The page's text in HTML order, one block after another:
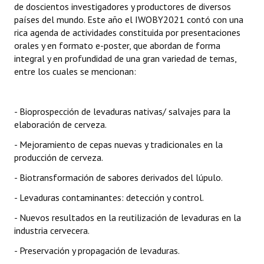
Actas de Audiencias Públicas
NORMATIVA
Comunicaciones
Resoluciones
INSTITUCIONAL
Registros y Distinciones
Datos Históricos
de doscientos investigadores y productores de diversos
países del mundo. Este año el IWOBY2021 contó con una
rica agenda de actividades constituida por presentaciones
orales y en formato e-poster, que abordan de forma
integral y en profundidad de una gran variedad de temas,
entre los cuales se mencionan:
- Bioprospección de levaduras nativas/ salvajes para la
elaboración de cerveza.
- Mejoramiento de cepas nuevas y tradicionales en la
producción de cerveza.
- Biotransformación de sabores derivados del lúpulo.
- Levaduras contaminantes: detección y control.
- Nuevos resultados en la reutilización de levaduras en la
industria cervecera.
- Preservación y propagación de levaduras.